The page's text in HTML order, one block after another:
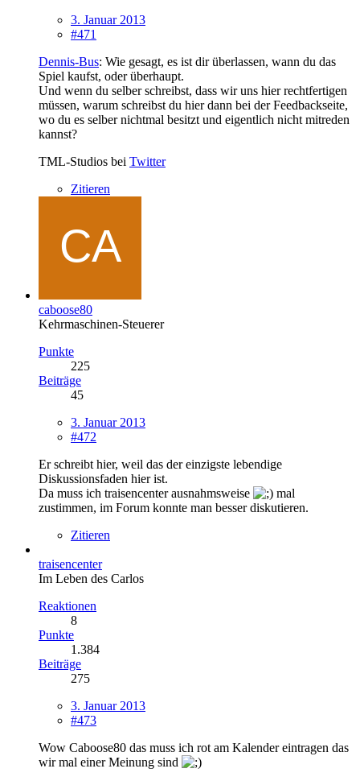
3. Januar 2013
#471
Dennis-Bus: Wie gesagt, es ist dir überlassen, wann du das
Spiel kaufst, oder überhaupt.
Und wenn du selber schreibst, dass wir uns hier rechtfertigen
müssen, warum schreibst du hier dann bei der Feedbackseite,
wo du es selber nichtmal besitzt und eigentlich nicht mitreden
kannst?
TML-Studios bei Twitter
Zitieren
caboose80
Kehrmaschinen-Steuerer
Punkte
225
Beiträge
45
3. Januar 2013
#472
Er schreibt hier, weil das der einzigste lebendige
Diskussionsfaden hier ist.
Da muss ich traisencenter ausnahmsweise
mal
zustimmen, im Forum konnte man besser diskutieren.
Zitieren
traisencenter
Im Leben des Carlos
Reaktionen
8
Punkte
1.384
Beiträge
275
3. Januar 2013
#473
Wow Caboose80 das muss ich rot am Kalender eintragen das
wir mal einer Meinung sind